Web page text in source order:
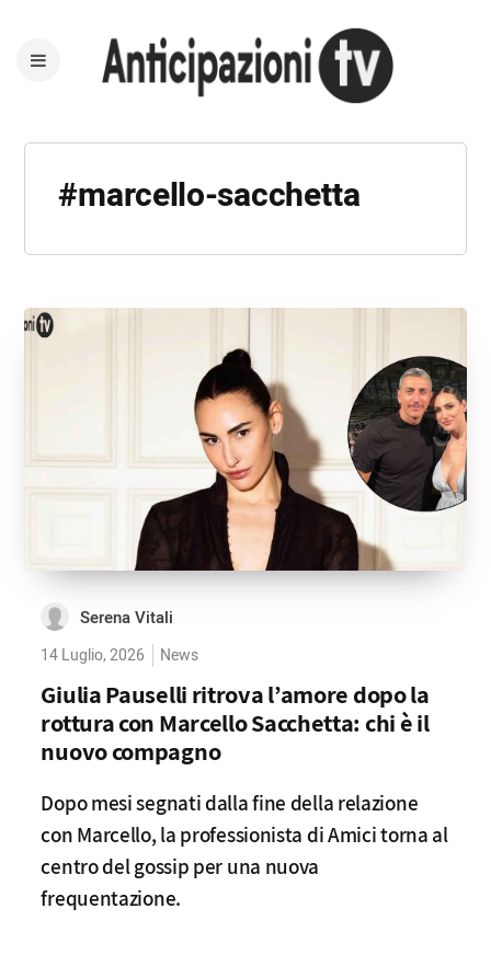
#marcello-sacchetta
Serena Vitali
14 Luglio, 2026 News
Giulia Pauselli ritrova l’amore dopo la
rottura con Marcello Sacchetta: chi è il
nuovo compagno
Dopo mesi segnati dalla fine della relazione
con Marcello, la professionista di Amici torna al
centro del gossip per una nuova
frequentazione.